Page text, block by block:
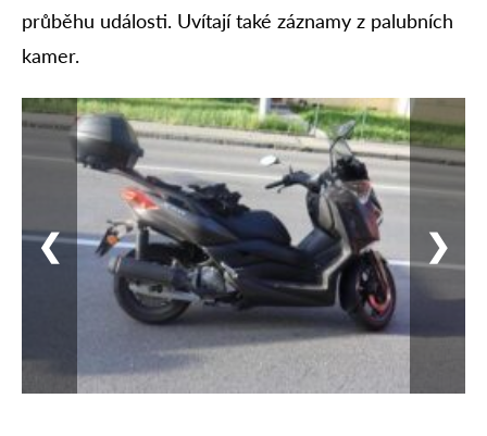
průběhu události. Uvítají také záznamy z palubních
kamer.
❮ ❯